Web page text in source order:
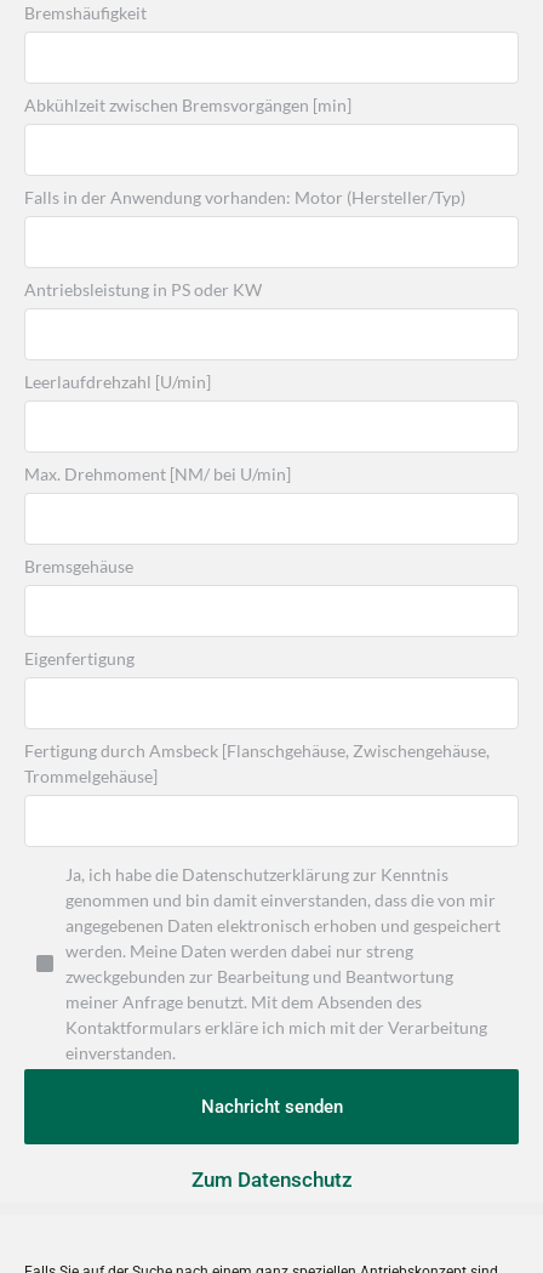
Bremshäufigkeit
Abkühlzeit zwischen Bremsvorgängen [min]
Falls in der Anwendung vorhanden: Motor (Hersteller/Typ)
Antriebsleistung in PS oder KW
Leerlaufdrehzahl [U/min]
Max. Drehmoment [NM/ bei U/min]
Bremsgehäuse
Eigenfertigung
Fertigung durch Amsbeck [Flanschgehäuse, Zwischengehäuse,
Trommelgehäuse]
Ja, ich habe die Datenschutzerklärung zur Kenntnis
genommen und bin damit einverstanden, dass die von mir
angegebenen Daten elektronisch erhoben und gespeichert
werden. Meine Daten werden dabei nur streng
zweckgebunden zur Bearbeitung und Beantwortung
meiner Anfrage benutzt. Mit dem Absenden des
Kontaktformulars erkläre ich mich mit der Verarbeitung
einverstanden.
Nachricht senden
Zum Datenschutz